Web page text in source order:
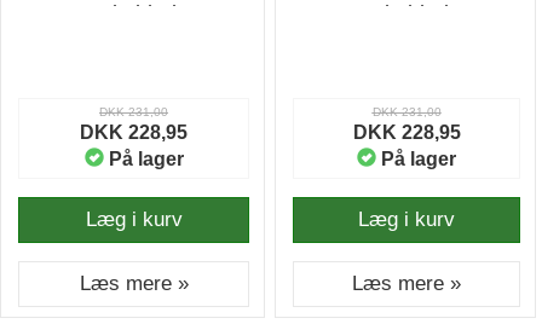
Cykeldæk
DKK 231,00
DKK 228,95
På lager
Læg i kurv
Læs mere »
Cykeldæk
DKK 231,00
DKK 228,95
På lager
Læg i kurv
Læs mere »